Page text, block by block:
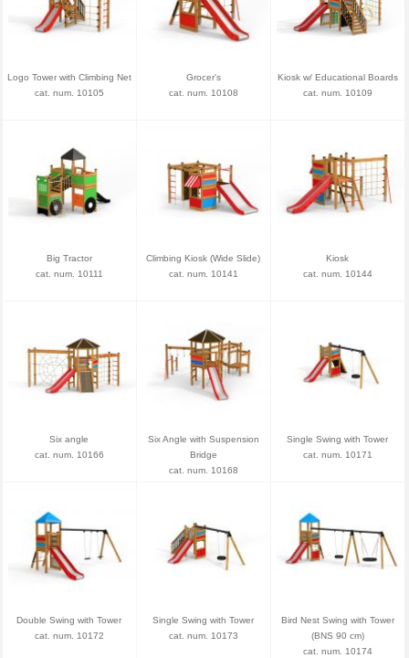
Logo Tower with Climbing Net
cat. num. 10105
Grocer's
cat. num. 10108
Kiosk w/ Educational Boards
cat. num. 10109
Big Tractor
cat. num. 10111
Climbing Kiosk (Wide Slide)
cat. num. 10141
Kiosk
cat. num. 10144
Six angle
cat. num. 10166
Six Angle with Suspension
Bridge
cat. num. 10168
Single Swing with Tower
cat. num. 10171
Double Swing with Tower
cat. num. 10172
Single Swing with Tower
cat. num. 10173
Bird Nest Swing with Tower
(BNS 90 cm)
cat. num. 10174